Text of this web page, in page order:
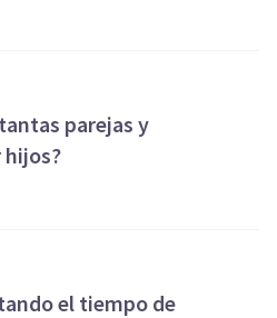
parejas y
el tiempo de